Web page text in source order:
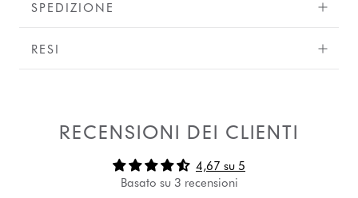
SPEDIZIONE
RESI
RECENSIONI DEI CLIENTI
4,67 su 5
Basato su 3 recensioni